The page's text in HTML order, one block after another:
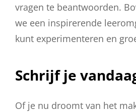
vragen te beantwoorden.
we een inspirerende
kunt experimenteren en
Schrijf je
Of je nu droomt van het